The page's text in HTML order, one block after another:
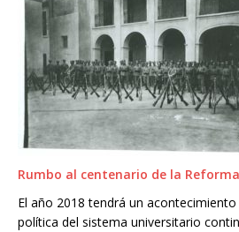
Rumbo al centenario de la
El año 2018 tendrá un
política del sistema universitario